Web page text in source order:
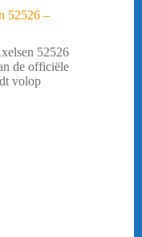
52526 –
52526
de officiële
volop